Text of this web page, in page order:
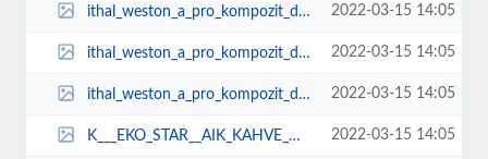
ithal_weston_a_pro_kompozit_deck_zemin_kaplama_kaliteli_pahal_fiyatlar_iyi_ma... 2022-03-15 14:05
ithal_weston_a_pro_kompozit_deck_zemin_kaplama_kaliteli_pahal_fiyatlar_iyi_ma... 2022-03-15 14:05
ithal_weston_a_pro_kompozit_deck_zemin_kaplama_kaliteli_pahal_fiyatlar_iyi_ma... 2022-03-15 14:05
K___EKO_STAR__AIK_KAHVE_DKK_3_WOODDECKPARKEZEMNKAPLAMADEMEFYATLARIEN_UYGUNUCU... 2022-03-15 14:05